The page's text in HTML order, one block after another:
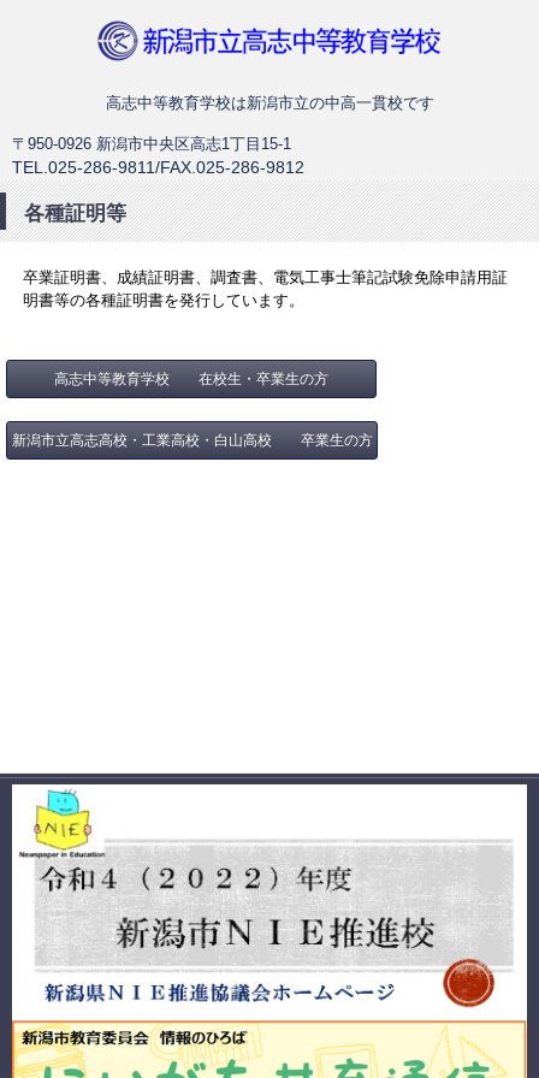
新潟市立高志中等教育学校
高志中等教育学校は新潟市立の中高一貫校です
〒950-0926 新潟市中央区高志1丁目15-1
TEL.025-286-9811/FAX.025-286-9812
各種証明等
卒業証明書、成績証明書、調査書、電気工事士筆記試験免除申請用証
明書等の各種証明書を発行しています。
高志中等教育学校 在校生・卒業生の方
新潟市立高志高校・工業高校・白山高校 卒業生の方